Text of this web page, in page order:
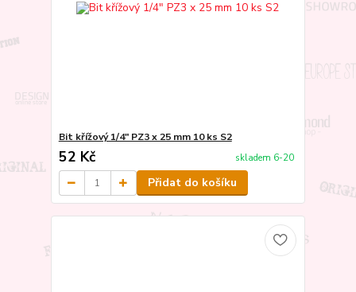
Bit křížový 1/4" PZ3 x 25 mm 10 ks S2
52 Kč skladem 6-20
Přidat do košíku